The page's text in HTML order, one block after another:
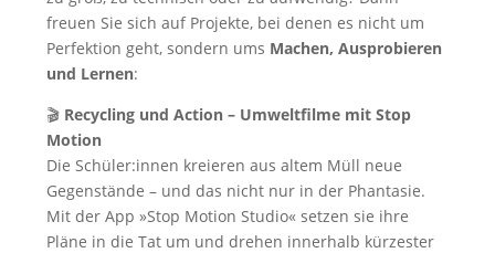
freuen Sie sich auf Projekte, bei denen es nicht um
Perfektion geht, sondern ums Machen, Ausprobieren
und Lernen:
🎬 Recycling und Action – Umweltfilme mit Stop
Motion
Die Schüler:innen kreieren aus altem Müll neue
Gegenstände – und das nicht nur in der Phantasie.
Mit der App »Stop Motion Studio« setzen sie ihre
Pläne in die Tat um und drehen innerhalb kürzester